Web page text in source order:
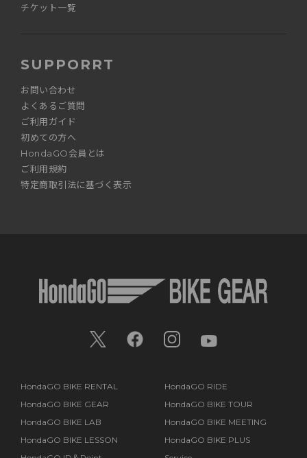
チケット一覧
SUPPORRT
お問い合わせ
よくあるご質問
ご利用ガイド
初めての方へ
HondaGO会員とは
ご利用規約
特定商取引法に基づく表示
HondaGO BIKE RENTAL
HondaGO RIDE
HondaGO BIKE GEAR
HondaGO BIKE TOUR
HondaGO BIKE LAB
HondaGO BIKE MEETING
HondaGO BIKE LESSON
HondaGO BIKE PLUS